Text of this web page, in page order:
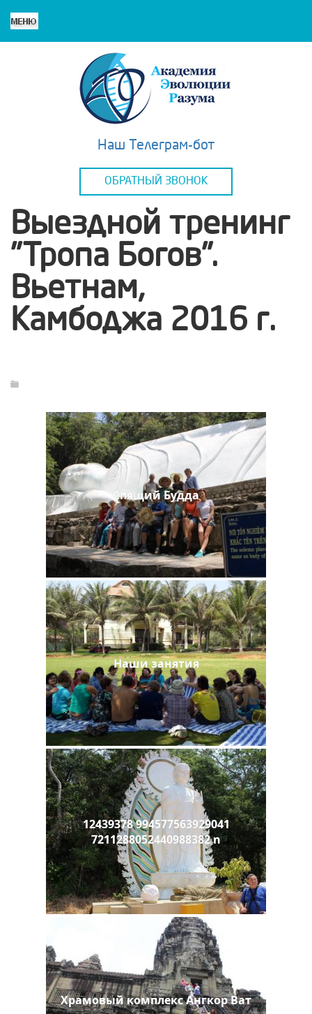
Наш Телеграм-бот
ОБРАТНЫЙ ЗВОНОК
Выездной тренинг
"Тропа Богов".
Вьетнам,
Камбоджа 2016 г.
Спящий Будда
Наши занятия
12439378 994577563929041
7211288052440988382 n
Храмовый комплекс Ангкор Ват